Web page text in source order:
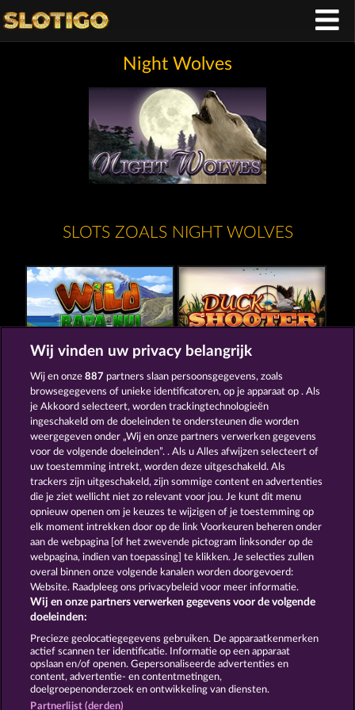
Night Wolves
SLOTS ZOALS NIGHT WOLVES
Wild Rapa Nui Duck Shooter
Cutie Cat Golden Ei of Moorhuhn
Algemene voorwaarden Privacyverklaring
Colofon Bedrijf FAQ
Partnerprogramma Facebook
Terugbetalingsverzoek indienen
Wij vinden uw privacy belangrijk
Wij en onze887 partners slaan persoonsgegevens, zoals
browsegegevens of unieke identificatoren, op je apparaat op . Als
je Akkoord selecteert, worden trackingtechnologieën
ingeschakeld om de doeleinden te ondersteunen die worden
weergegeven onder „Wij en onze partners verwerken gegevens
voor de volgende doeleinden”. . Als u Alles afwijzen selecteert of
uw toestemming intrekt, worden deze uitgeschakeld. Als
trackers zijn uitgeschakeld, zijn sommige content en advertenties
die je ziet wellicht niet zo relevant voor jou. Je kunt dit menu
opnieuw openen om je keuzes te wijzigen of je toestemming op
elk moment intrekken door op de link Voorkeuren beheren onder
aan de webpagina [of het zwevende pictogram linksonder op de
webpagina, indien van toepassing] te klikken. Je selecties zullen
overal binnen onze volgende kanalen worden doorgevoerd:
Website. Raadpleeg ons privacybeleid voor meer informatie.
Wij en onze partners verwerken gegevens voor de volgende
doeleinden:
Precieze geolocatiegegevens gebruiken. De apparaatkenmerken
actief scannen ter identificatie. Informatie op een apparaat
opslaan en/of openen. Gepersonaliseerde advertenties en
content, advertentie- en contentmetingen,
doelgroepenonderzoek en ontwikkeling van diensten.
Partnerlijst (derden)